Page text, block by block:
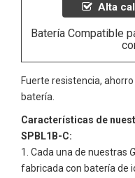
Alta
Batería Compatible
Fuerte resistencia,
batería.
Características de
SPBL1B-C:
Cada una de nuestras
fabricada con batería de